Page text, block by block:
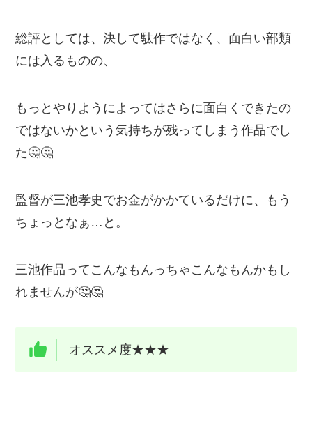
総評としては、決して駄作ではなく、面白い部類
には入るものの、
もっとやりようによってはさらに面白くできたの
ではないかという気持ちが残ってしまう作品でし
た🤔🤔
監督が三池孝史でお金がかかているだけに、もう
ちょっとなぁ…と。
三池作品ってこんなもんっちゃこんなもんかもし
れませんが🤔🤔
オススメ度★★★